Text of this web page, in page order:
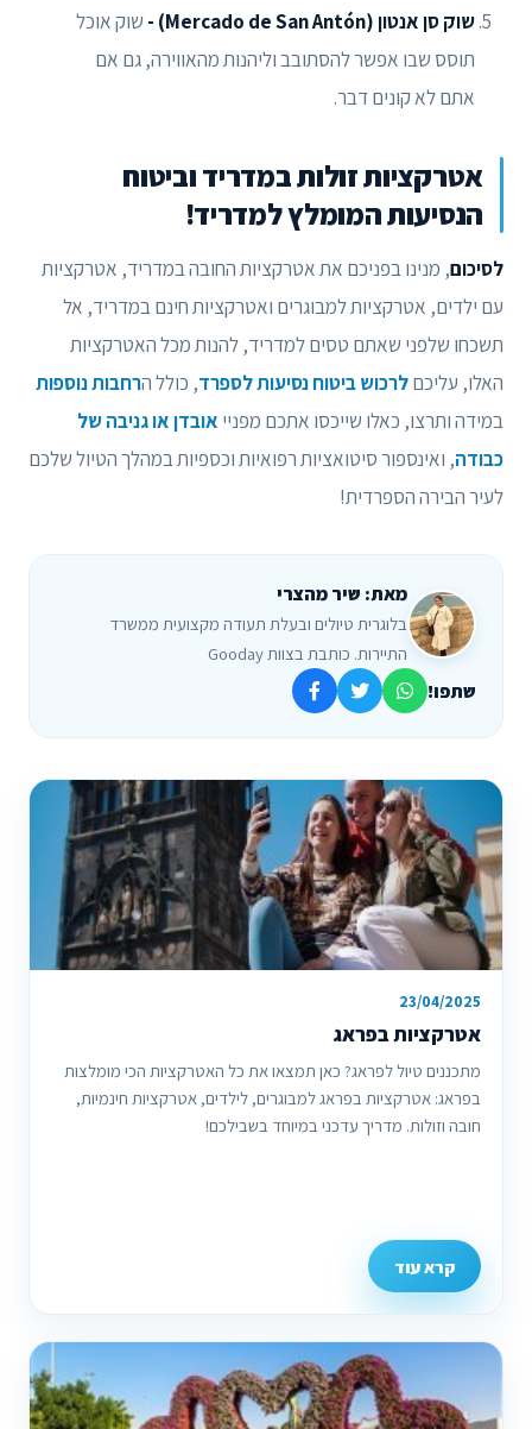
שוק סן אנטון (Mercado de San Antón) -
שוק אוכל
תוסס שבו אפשר להסתובב וליהנות מהאווירה, גם אם
אתם לא קונים דבר.
אטרקציות זולות במדריד וביטוח
הנסיעות המומלץ למדריד!
לסיכום, מנינו בפניכם את אטרקציות החובה במדריד, אטרקציות
עם ילדים, אטרקציות למבוגרים ואטרקציות חינם במדריד, אל
תשכחו שלפני שאתם טסים למדריד, להנות מכל האטרקציות
האלו, עליכםלרכוש ביטוח נסיעות לספרד, כולל הרחבות נוספות
במידה ותרצו, כאלו שייכסו אתכם מפניי אובדן או גניבה של
כבודה, ואינספור סיטואציות רפואיות וכספיות במהלך הטיול שלכם
לעיר הבירה הספרדית!
מאת: שיר מהצרי
בלוגרית טיולים ובעלת תעודה מקצועית ממשרד
התיירות. כותבת בצוות Gooday
שתפו!
23/04/2025
אטרקציות בפראג
מתכננים טיול לפראג? כאן תמצאו את כל האטרקציות הכי מומלצות
בפראג: אטרקציות בפראג למבוגרים, לילדים, אטרקציות חינמיות,
חובה וזולות. מדריך עדכני במיוחד בשבילכם!
קרא עוד